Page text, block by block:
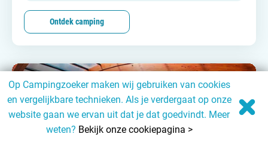
Ontdek camping
Op Campingzoeker maken wij gebruiken van cookies
en vergelijkbare technieken. Als je verdergaat op onze
website gaan we ervan uit dat je dat goedvindt. Meer
weten? Bekijk onze cookiepagina >